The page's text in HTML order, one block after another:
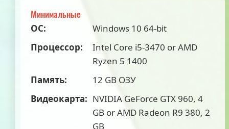
Минимальные
ОС:
Windows 10 64-bit
Процессор:
Intel Core i5-3470 or AMD
Ryzen 5 1400
Память:
12 GB ОЗУ
Видеокарта: NVIDIA GeForce GTX 960, 4
GB or AMD Radeon R9 380, 2
GB